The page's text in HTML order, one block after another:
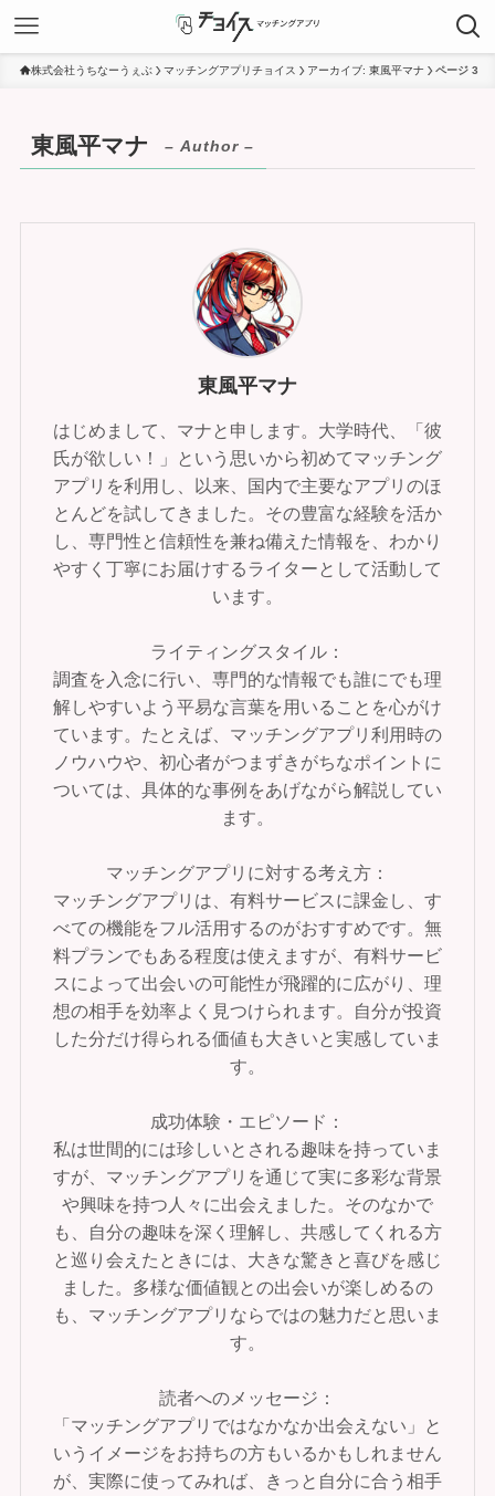
株式会社うちなーうぇぶ マッチングアプリチョイス アーカイブ: 東風平マナ ページ 3
東風平マナ – Author –
東風平マナ
はじめまして、マナと申します。大学時代、「彼
氏が欲しい！」という思いから初めてマッチング
アプリを利用し、以来、国内で主要なアプリのほ
とんどを試してきました。その豊富な経験を活か
し、専門性と信頼性を兼ね備えた情報を、わかり
やすく丁寧にお届けするライターとして活動して
います。
ライティングスタイル：
調査を入念に行い、専門的な情報でも誰にでも理
解しやすいよう平易な言葉を用いることを心がけ
ています。たとえば、マッチングアプリ利用時の
ノウハウや、初心者がつまずきがちなポイントに
ついては、具体的な事例をあげながら解説してい
ます。
マッチングアプリに対する考え方：
マッチングアプリは、有料サービスに課金し、す
べての機能をフル活用するのがおすすめです。無
料プランでもある程度は使えますが、有料サービ
スによって出会いの可能性が飛躍的に広がり、理
想の相手を効率よく見つけられます。自分が投資
した分だけ得られる価値も大きいと実感していま
す。
成功体験・エピソード：
私は世間的には珍しいとされる趣味を持っていま
すが、マッチングアプリを通じて実に多彩な背景
や興味を持つ人々に出会えました。そのなかで
も、自分の趣味を深く理解し、共感してくれる方
と巡り会えたときには、大きな驚きと喜びを感じ
ました。多様な価値観との出会いが楽しめるの
も、マッチングアプリならではの魅力だと思いま
す。
読者へのメッセージ：
「マッチングアプリではなかなか出会えない」と
いうイメージをお持ちの方もいるかもしれません
が、実際に使ってみれば、きっと自分に合う相手